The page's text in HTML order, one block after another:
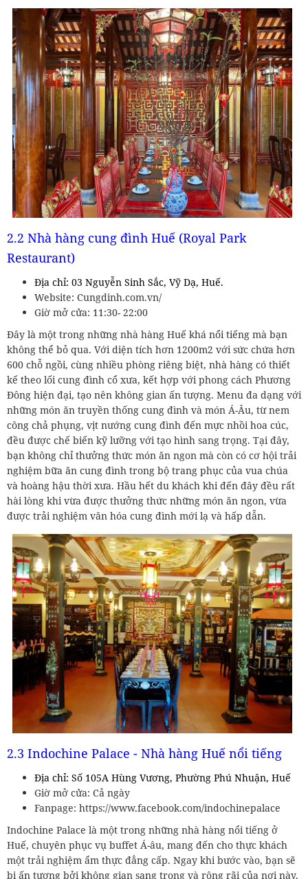
2.2 Nhà hàng cung đình Huế (Royal Park
Restaurant)
Địa chỉ: 03 Nguyễn Sinh Sắc, Vỹ Dạ, Huế.
Website: Cungdinh.com.vn/
Giờ mở cửa: 11:30- 22:00
Đây là một trong những nhà hàng Huế khá nổi tiếng mà bạn
không thể bỏ qua. Với diện tích hơn 1200m2 với sức chứa hơn
600 chỗ ngồi, cùng nhiều phòng riêng biệt, nhà hàng có thiết
kế theo lối cung đình cổ xưa, kết hợp với phong cách Phương
Đông hiện đại, tạo nên không gian ấn tượng. Menu đa dạng với
những món ăn truyền thống cung đình và món Á-Âu, từ nem
công chả phụng, vịt nướng cung đình đến mực nhồi hoa cúc,
đều được chế biến kỹ lưỡng với tạo hình sang trọng. Tại đây,
bạn không chỉ thưởng thức món ăn ngon mà còn có cơ hội trải
nghiệm bữa ăn cung đình trong bộ trang phục của vua chúa
và hoàng hậu thời xưa. Hầu hết du khách khi đến đây đều rất
hài lòng khi vừa được thưởng thức những món ăn ngon, vừa
được trải nghiệm văn hóa cung đình mới lạ và hấp dẫn.
2.3 Indochine Palace - Nhà hàng Huế nổi tiếng
Địa chỉ: Số 105A Hùng Vương, Phường Phú Nhuận, Huế
Giờ mở cửa: Cả ngày
Fanpage: https://www.facebook.com/indochinepalace
Indochine Palace là một trong những nhà hàng nổi tiếng ở
Huế, chuyên phục vụ buffet Á-âu, mang đến cho thực khách
một trải nghiệm ẩm thực đẳng cấp. Ngay khi bước vào, bạn sẽ
bị ấn tượng bởi không gian sang trọng và rộng rãi của nơi này.